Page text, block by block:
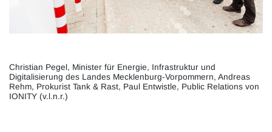
Christian Pegel, Minister für Energie, Infrastruktur und
Digitalisierung des Landes Mecklenburg-Vorpommern, Andreas
Rehm, Prokurist Tank & Rast, Paul Entwistle, Public Relations von
IONITY (v.l.n.r.)